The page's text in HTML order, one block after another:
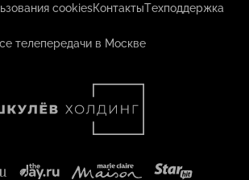
cookiesКонтактыТехподдержка
телепередачи в Москве